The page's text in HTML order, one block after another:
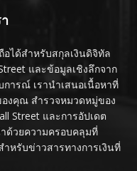
ได้สำหรับสกุลเงินดิจิทัล
และข้อมูลเชิงลึกจาก
ารณ์ เรานำเสนอเนื้อหาที่
งคุณ สำรวจหมวดหมู่ของ
Street และการอัปเดต
ด้วยความครอบคลุมที่
หรับข่าวสารทางการเงินที่